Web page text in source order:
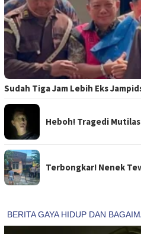
Sudah Tiga Jam Lebih Eks
Heboh! Tragedi
Terbongkar! Nenek